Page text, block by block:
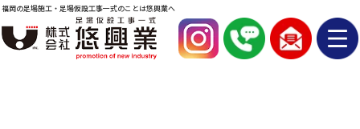
福岡の足場施工・足場仮設工事一式のことは悠興業へ